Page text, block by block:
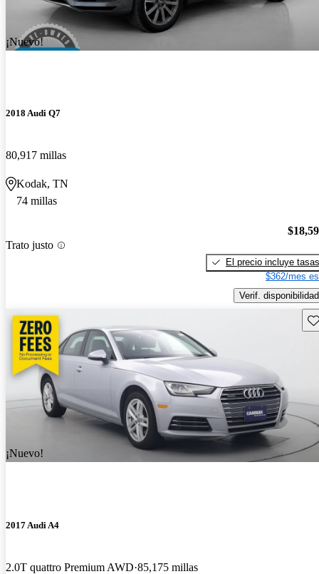
¡Nuevo!
2018 Audi Q7
80,917 millas
Kodak, TN
74 millas
Trato justo
El precio incluye tasas
$362/mes
Verif. disponibilidad
¡Nuevo!
2017 Audi A4
2.0T quattro Premium AWD 85,175 millas